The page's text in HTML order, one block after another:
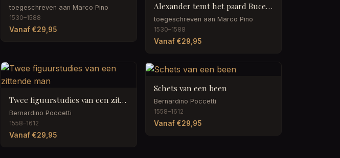
toegeschreven aan Marco Pino
1530–1588
Vanaf €29,95
Alexander temt het paard Bucephalos
toegeschreven aan Marco Pino
1530–1588
Vanaf €29,95
Twee figuurstudies van een zittende man
Bernardino Poccetti
1558–1612
Vanaf €29,95
Schets van een been
Bernardino Poccetti
1558–1612
Vanaf €29,95